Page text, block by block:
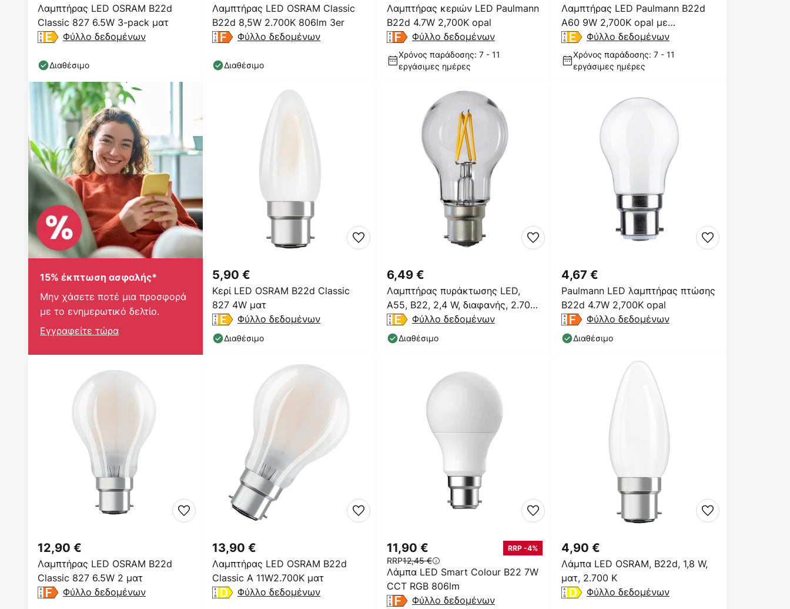
Λαμπτήρας LED OSRAM B22d
Classic 827 6.5W 3-pack ματ
Φύλλο δεδομένων
Διαθέσιμο
Λαμπτήρας LED OSRAM Classic
B22d 8,5W 2.700K 806lm 3er
Φύλλο δεδομένων
Διαθέσιμο
Λαμπτήρας κεριών LED Paulmann
B22d 4.7W 2,700K opal
Φύλλο δεδομένων
Χρόνος παράδοσης: 7 - 11
εργάσιμες ημέρες
Λαμπτήρας LED Paulmann B22d
A60 9W 2,700K opal με
δυνατότητα ρύθμισης
Φύλλο δεδομένων
Χρόνος παράδοσης: 7 - 11
εργάσιμες ημέρες
15% έκπτωση ασφαλής*
Μην χάσετε ποτέ μια προσφορά
με το ενημερωτικό δελτίο.
Εγγραφείτε τώρα
Κερί LED OSRAM B22d Classic
827 4W ματ
5,90 €
Φύλλο δεδομένων
Διαθέσιμο
Λαμπτήρας πυράκτωσης LED,
A55, B22, 2,4 W, διαφανής, 2.700
K
6,49 €
Φύλλο δεδομένων
Διαθέσιμο
Paulmann LED λαμπτήρας πτώσης
B22d 4.7W 2,700K opal
4,67 €
Φύλλο δεδομένων
Διαθέσιμο
Λαμπτήρας LED OSRAM B22d
Classic 827 6.5W 2 ματ
12,90 €
Φύλλο δεδομένων
Λαμπτήρας LED OSRAM B22d
Classic A 11W2.700K ματ
13,90 €
Φύλλο δεδομένων
Λάμπα LED Smart Colour B22 7W
CCT RGB 806lm
11,90 € RRP -4%
RRP12,45 €
Φύλλο δεδομένων
Λάμπα LED OSRAM, B22d, 1,8 W,
ματ, 2.700 K
4,90 €
Φύλλο δεδομένων